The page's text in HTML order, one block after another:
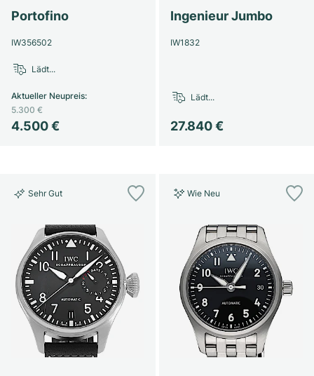
Portofino
IW356502
4.500 €
Aktueller Neupreis:
5.300 €
Lädt...
Ingenieur Jumbo
IW1832
27.840 €
Lädt...
Sehr Gut Wie Neu